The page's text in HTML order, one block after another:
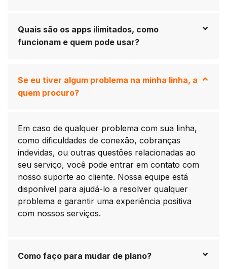
Quais são os apps ilimitados, como
funcionam e quem pode usar?
Se eu tiver algum problema na minha linha, a
quem procuro?
Em caso de qualquer problema com sua linha,
como dificuldades de conexão, cobranças
indevidas, ou outras questões relacionadas ao
seu serviço, você pode entrar em contato com
nosso suporte ao cliente. Nossa equipe está
disponível para ajudá-lo a resolver qualquer
problema e garantir uma experiência positiva
com nossos serviços.
Como faço para mudar de plano?